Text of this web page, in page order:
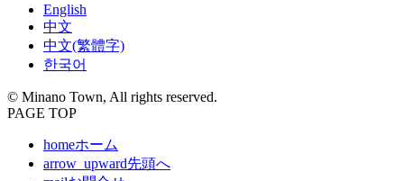
English
中文
中文(繁體字)
한국어
© Minano Town, All rights reserved.
PAGE TOP
homeホーム
arrow_upward先頭へ